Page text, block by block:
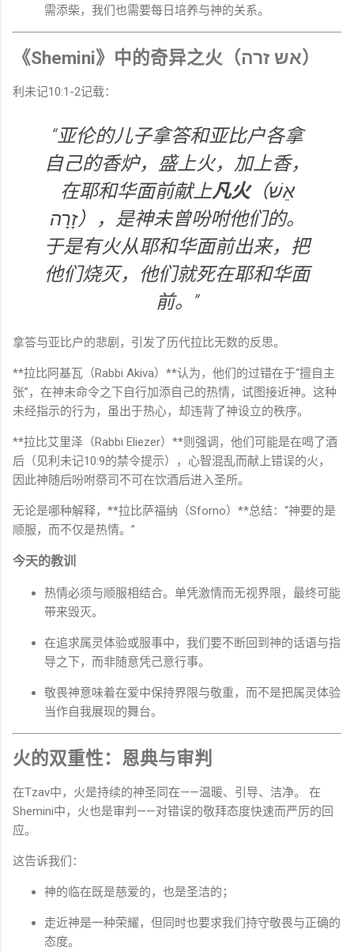
需添柴，我们也需要每日培养与神的关系。
《Shemini》中的奇异之火（אש זרה）
利未记10:1-2记载：
“亚伦的儿子拿答和亚比户各拿
自己的香炉，盛上火，加上香，
在耶和华面前献上凡火（אֵשׁ
זָרָה），是神未曾吩咐他们的。
于是有火从耶和华面前出来，把
他们烧灭，他们就死在耶和华面
前。”
拿答与亚比户的悲剧，引发了历代拉比无数的反思。
**拉比阿基瓦（Rabbi Akiva）**认为，他们的过错在于“擅自主
张”，在神未命令之下自行加添自己的热情，试图接近神。这种
未经指示的行为，虽出于热心，却违背了神设立的秩序。
**拉比艾里泽（Rabbi Eliezer）**则强调，他们可能是在喝了酒
后（见利未记10:9的禁令提示），心智混乱而献上错误的火，
因此神随后吩咐祭司不可在饮酒后进入圣所。
无论是哪种解释，**拉比萨福纳（Sforno）**总结：“神要的是
顺服，而不仅是热情。”
今天的教训
热情必须与顺服相结合。单凭激情而无视界限，最终可能
带来毁灭。
在追求属灵体验或服事中，我们要不断回到神的话语与指
导之下，而非随意凭己意行事。
敬畏神意味着在爱中保持界限与敬重，而不是把属灵体验
当作自我展现的舞台。
火的双重性：恩典与审判
在Tzav中，火是持续的神圣同在——温暖、引导、洁净。 在
Shemini中，火也是审判——对错误的敬拜态度快速而严厉的回
应。
这告诉我们：
神的临在既是慈爱的，也是圣洁的；
走近神是一种荣耀，但同时也要求我们持守敬畏与正确的
态度。